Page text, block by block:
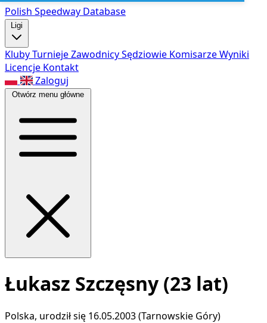
Polish Speedway Database
Ligi
KlubyTurniejeZawodnicySędziowie KomisarzeWyniki
Licencje Kontakt
Zaloguj
Otwórz menu główne
Łukasz Szczęsny (23 lat)
Polska, urodził się 16.05.2003 (Tarnowskie Góry)